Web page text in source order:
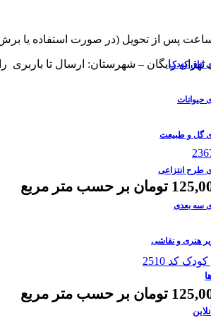
اتاق کودک
حیوانات
گل و طبیعت
طرح انتزاعی
سه بعدی
هنری و نقاشی
رایگان – شهرستان: ارسال تا باربری
تومان بر حسب متر مربع
کد 2510
تومان بر حسب متر مربع